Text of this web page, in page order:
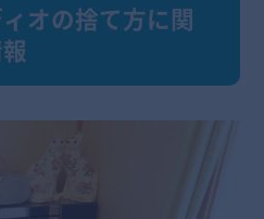
オの捨て方に関